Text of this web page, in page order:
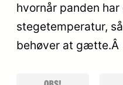
ømmels
er
hvornår panden
stegetemperatur,
behøver at